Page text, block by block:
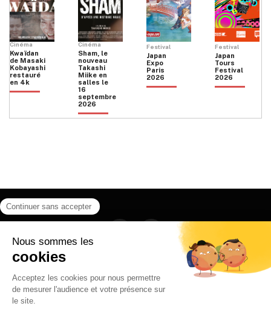
Cinéma
Kwaïdan
de Masaki
Kobayashi
restauré
en 4k
Cinéma
Sham, le
nouveau
Takashi
Miike en
salles le
16
septembre
2026
Festival
Japan
Expo
Paris
2026
Festival
Japan
Tours
Festival
2026
Instagram
CONTACT
POLITIQUE DE CONFIDENTIALITÉ